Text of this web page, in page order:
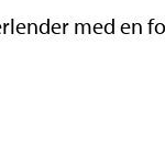
med